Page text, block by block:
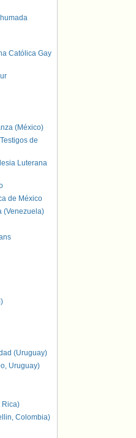
Católica Gay
(México)
de
Luterana
de México
(Venezuela)
(Uruguay)
Uruguay)
Rica)
Colombia)